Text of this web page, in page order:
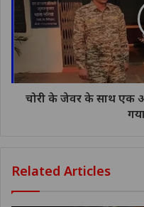
चोरी के जेवर के साथ एक
Related Articles